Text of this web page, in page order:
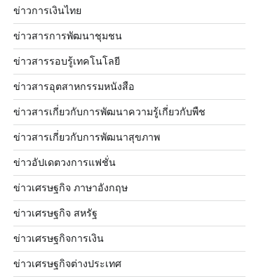
ข่าวการเงินไทย
ข่าวสารการพัฒนาชุมชน
ข่าวสารรอบรู้เทคโนโลยี
ข่าวสารอุตสาหกรรมหนังสือ
ข่าวสารเกี่ยวกับการพัฒนาความรู้เกี่ยวกับพืช
ข่าวสารเกี่ยวกับการพัฒนาสุขภาพ
ข่าวอัปเดตวงการแฟชั่น
ข่าวเศรษฐกิจ ภาษาอังกฤษ
ข่าวเศรษฐกิจ สหรัฐ
ข่าวเศรษฐกิจการเงิน
ข่าวเศรษฐกิจต่างประเทศ